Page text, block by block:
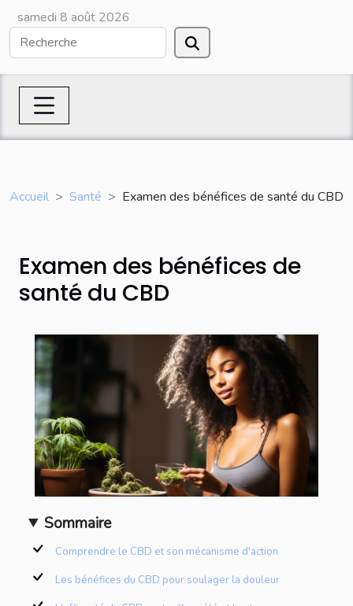
samedi 8 août 2026
Accueil Santé Examen des bénéfices de santé du CBD
Examen des bénéfices de
santé du CBD
Sommaire
Comprendre le CBD et son mécanisme d'action
Les bénéfices du CBD pour soulager la douleur